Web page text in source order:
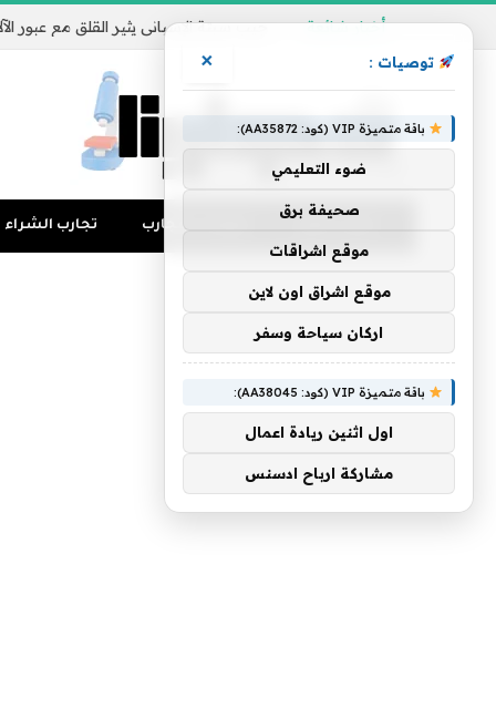
أخبار شائعة
منوعات التجارب تجارب الشراء
توصيات : ×
باقة متميزة VIP (كود: AA35872):
ضوء التعليمي
صحيفة برق
موقع اشراقات
موقع اشراق اون لاين
اركان سياحة وسفر
باقة متميزة VIP (كود: AA38045):
اول اثنين ريادة اعمال
مشاركة ارباح ادسنس